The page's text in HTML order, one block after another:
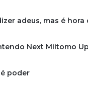
adeus, mas é hora
Next Miitomo
poder